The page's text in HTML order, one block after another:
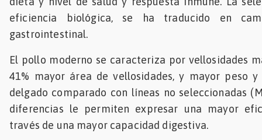
eficiencia biológica, se ha traducido en
gastrointestinal.
El pollo moderno se caracteriza por vellosidades
41% mayor área de vellosidades, y mayor peso
delgado comparado con líneas no seleccionadas
diferencias le permiten expresar una mayor
través de una mayor capacidad digestiva.